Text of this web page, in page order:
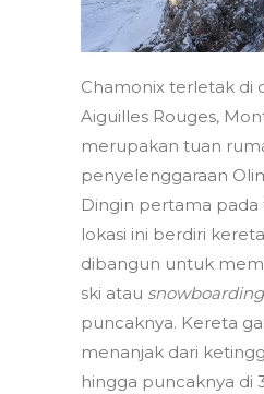
Chamonix terletak di
Aiguilles Rouges,
merupakan tuan
penyelenggaraan
Dingin pertama pada
lokasi ini berdiri
dibangun untuk
ski atau snowboarding
puncaknya. Kereta
menanjak dari
hingga puncaknya di